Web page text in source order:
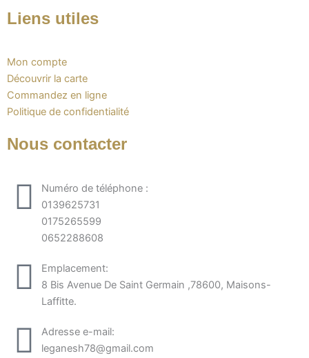
Liens utiles
Mon compte
Découvrir la carte
Commandez en ligne
Politique de confidentialité
Nous contacter
Numéro de téléphone :
0139625731
0175265599
0652288608
Emplacement:
8 Bis Avenue De Saint Germain ,78600, Maisons-
Laffitte.
Adresse e-mail:
leganesh78@gmail.com